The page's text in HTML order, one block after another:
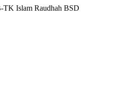
TK Islam Raudhah BSD